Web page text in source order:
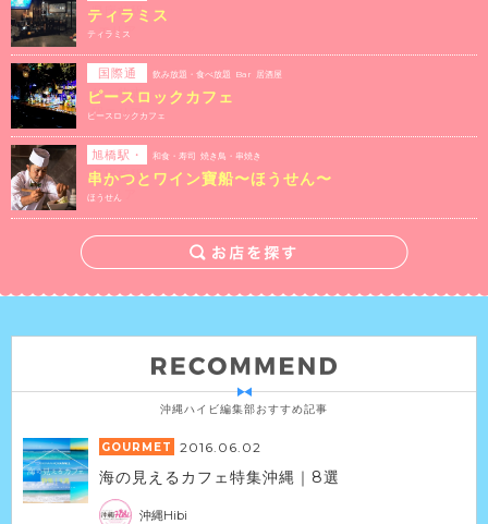
県庁前駅
エリア
ティラミス
ティラミス
国際通
り・牧志
駅エリア
飲み放題・食べ放題 Bar 居酒屋
ピースロックカフェ
ピースロックカフェ
旭橋駅・
県庁前駅
エリア
和食・寿司 焼き鳥・串焼き
串かつとワイン寶船〜ほうせん〜
ほうせん
沖縄ハイビ編集部おすすめ記事
GOURMET 2016.06.02
海の見えるカフェ特集沖縄｜8選
沖縄Hibi